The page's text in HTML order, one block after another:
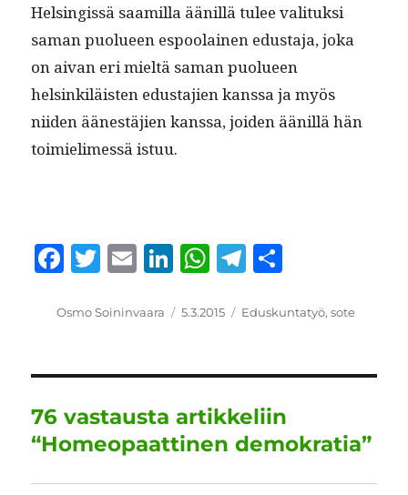
Helsingis­sä saamil­la äänil­lä tulee val­i­tuk­si
saman puolueen espoolainen edus­ta­ja, joka
on aivan eri mieltä saman puolueen
helsinkiläis­ten edus­ta­jien kanssa ja myös
niiden äänestäjien kanssa, joiden äänil­lä hän
toimie­limessä istuu.
F
c
b
o
o
k
T
it
r
E
ai
Li
k
d
I
n
W
at
A
p
p
T
e
r
a
m
a
Kirjoittaja
Osmo Soininvaara Julkaistu
5.3.2015 Kategoriat
Eduskuntatyö,sote
76 vastausta artikkeliin
“Homeopaattinen demokratia”